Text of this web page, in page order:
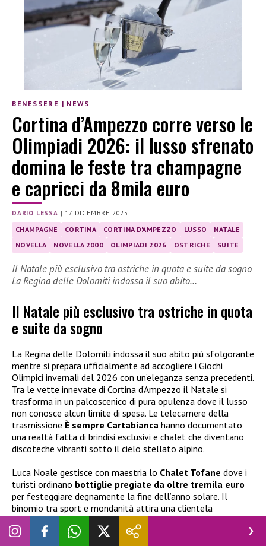
BENESSERE | NEWS
Cortina d’Ampezzo corre verso le
Olimpiadi 2026: il lusso sfrenato
domina le feste tra champagne
e capricci da 8mila euro
DARIO LESSA | 17 DICEMBRE 2025
CHAMPAGNE CORTINA CORTINA D'AMPEZZO LUSSO
NATALE
NOVELLA
NOVELLA 2000 OLIMPIADI 2026 OSTRICHE SUITE
Il Natale più esclusivo tra ostriche in quota e suite da sogno
La Regina delle Dolomiti indossa il suo abito…
Il Natale più esclusivo tra ostriche in quota
e suite da sogno
La Regina delle Dolomiti indossa il suo abito più sfolgorante
mentre si prepara ufficialmente ad accogliere i Giochi
Olimpici invernali del 2026 con un’eleganza senza precedenti.
Tra le vette innevate di Cortina d’Ampezzo il Natale si
trasforma in un palcoscenico di pura opulenza dove il lusso
non conosce alcun limite di spesa. Le telecamere della
trasmissione È sempre Cartabianca hanno documentato
una realtà fatta di brindisi esclusivi e chalet che diventano
discoteche vibranti sotto il cielo stellato alpino.
Luca Noale gestisce con maestria lo Chalet Tofane dove i
turisti ordinano bottiglie pregiate da oltre tremila euro
per festeggiare degnamente la fine dell’anno solare. Il
binomio tra sport e mondanità attira una clientela
internazionale disposta a tutto pur di vivere l’emozione di
una degustazione di ostriche fresche ad alta quota. Gherardo